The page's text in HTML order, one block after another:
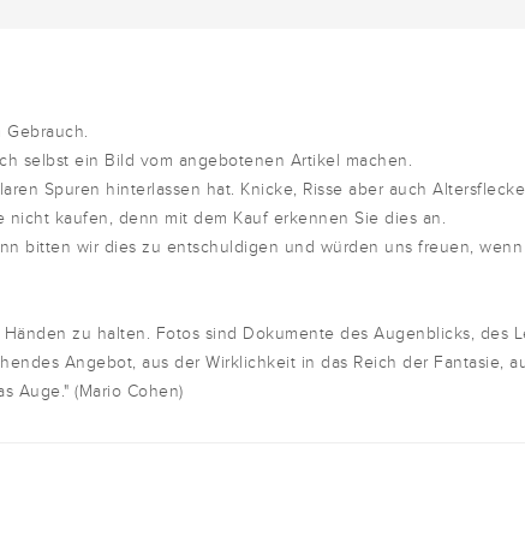
selbst ein Bild vom angebotenen Artikel machen.
Spuren hinterlassen hat. Knicke, Risse aber auch
kaufen, denn mit dem Kauf erkennen Sie dies an.
bitten wir dies zu entschuldigen und würden uns freuen,
zu halten. Fotos sind Dokumente des Augenblicks, des
Angebot, aus der Wirklichkeit in das Reich der Fantasie,
Auge." (Mario Cohen)